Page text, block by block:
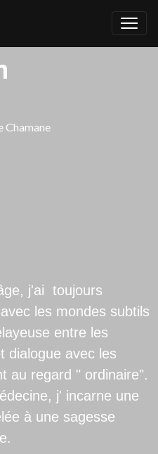
j'ai toujours
les mondes subtils
entre les
dialogue avec les
au regard " ordinaire".
j' incarne une
à une sagesse